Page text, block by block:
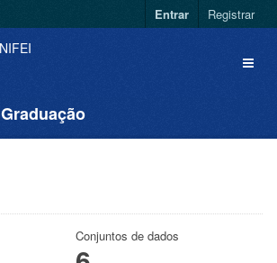
Entrar Registrar
Graduação
Conjuntos de dados